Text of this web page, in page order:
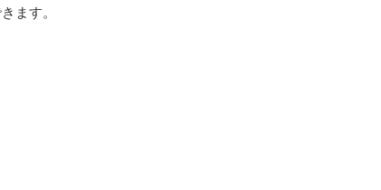
ます。